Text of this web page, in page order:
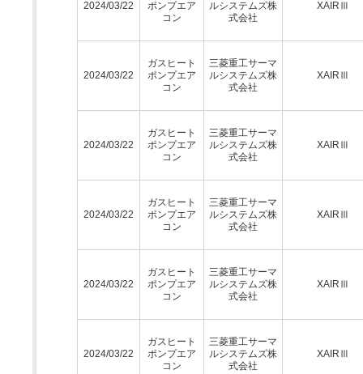
2024/03/22
ポンプエア
コン
ルシステムズ株
式会社
XAIRⅢ
2024/03/22
ガスヒート
ポンプエア
コン
三菱重工サーマ
ルシステムズ株
式会社
XAIRⅢ
2024/03/22
ガスヒート
ポンプエア
コン
三菱重工サーマ
ルシステムズ株
式会社
XAIRⅢ
2024/03/22
ガスヒート
ポンプエア
コン
三菱重工サーマ
ルシステムズ株
式会社
XAIRⅢ
2024/03/22
ガスヒート
ポンプエア
コン
三菱重工サーマ
ルシステムズ株
式会社
XAIRⅢ
2024/03/22
ガスヒート
ポンプエア
コン
三菱重工サーマ
ルシステムズ株
式会社
XAIRⅢ